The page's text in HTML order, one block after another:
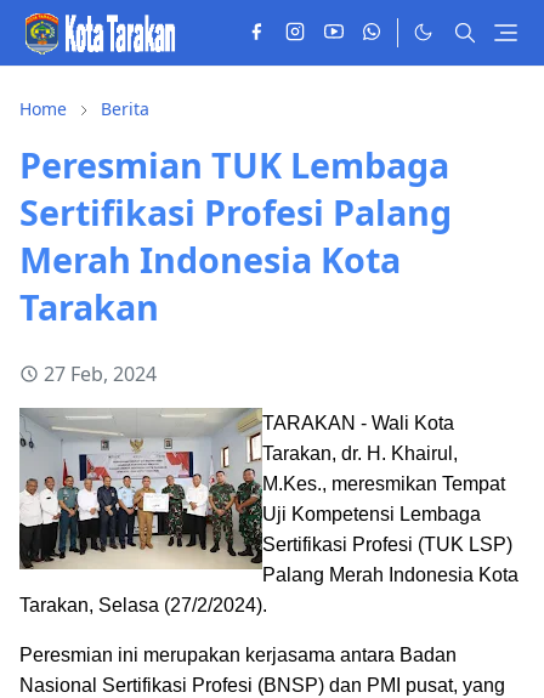
Home Berita
Peresmian TUK Lembaga
Sertifikasi Profesi Palang
Merah Indonesia Kota
Tarakan
27 Feb, 2024
TARAKAN - Wali Kota
Tarakan, dr. H. Khairul,
M.Kes., meresmikan Tempat
Uji Kompetensi Lembaga
Sertifikasi Profesi (TUK LSP)
Palang Merah Indonesia Kota
Tarakan, Selasa (27/2/2024).
Peresmian ini merupakan kerjasama antara Badan
Nasional Sertifikasi Profesi (BNSP) dan PMI pusat, yang